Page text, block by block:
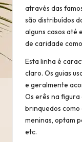
através das
são distribuídos
alguns casos até
de caridade
Esta linha é
claro. Os guias
e geralmente
Os erês na
brinquedos como
meninas, optam
etc.